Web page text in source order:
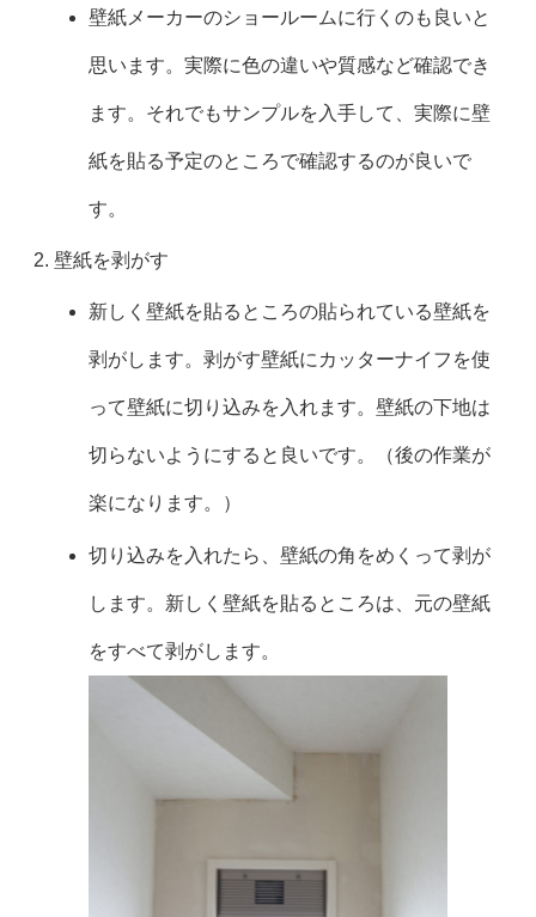
壁紙メーカーのショールームに行くのも良いと
思います。実際に色の違いや質感など確認でき
ます。それでもサンプルを入手して、実際に壁
紙を貼る予定のところで確認するのが良いで
す。
壁紙を剥がす
新しく壁紙を貼るところの貼られている壁紙を
剥がします。剥がす壁紙にカッターナイフを使
って壁紙に切り込みを入れます。壁紙の下地は
切らないようにすると良いです。（後の作業が
楽になります。）
切り込みを入れたら、壁紙の角をめくって剥が
します。新しく壁紙を貼るところは、元の壁紙
をすべて剥がします。